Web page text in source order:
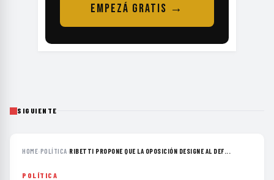
EMPEZÁ GRATIS →
SIGUIENTE
HOME›POLÍTICA›RIBETTI PROPONE QUE LA OPOSICIÓN DESIGNE AL DEF...
POLÍTICA